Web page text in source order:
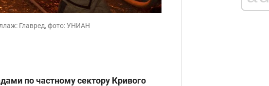
Главред, фото: УНИАН
по частному сектору Кривого